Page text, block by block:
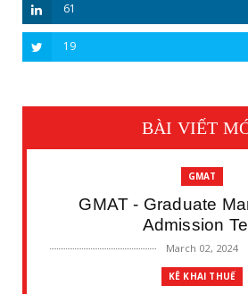
61
19
BÀI VIẾT
GMAT
GMAT - Graduate
Admission
March 02, 2024
KÊ KHAI THUẾ